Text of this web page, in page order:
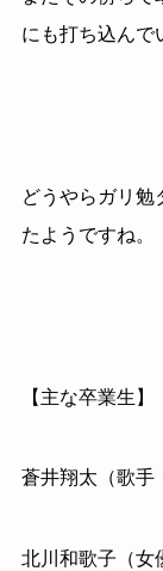
にも打ち込んで
どうやらガリ勉
たようですね。
【主な卒業生】
蒼井翔太（歌手
北川和歌子（女